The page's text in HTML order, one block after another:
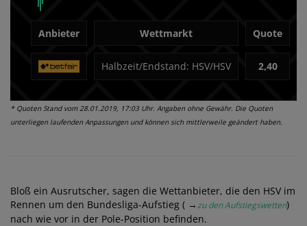
Anbieter Wettmarkt Quote
Halbzeit/Endstand: HSV/HSV 2,40
* Quoten Stand vom 28.01.2019, 17:03 Uhr. Angaben ohne Gewähr. Die Quoten
unterliegen laufenden Anpassungen und können sich mittlerweile geändert haben.
Bloß ein Ausrutscher, sagen die Wettanbieter, die den HSV im
Rennen um den Bundesliga-Aufstieg ( →zu den Aufstiegswetten)
nach wie vor in der Pole-Position befinden.